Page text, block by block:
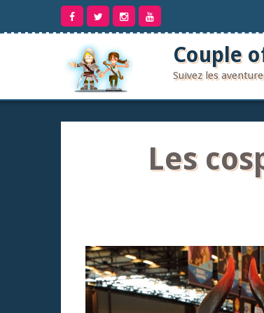
contenu
Couple
Suivez les
Les